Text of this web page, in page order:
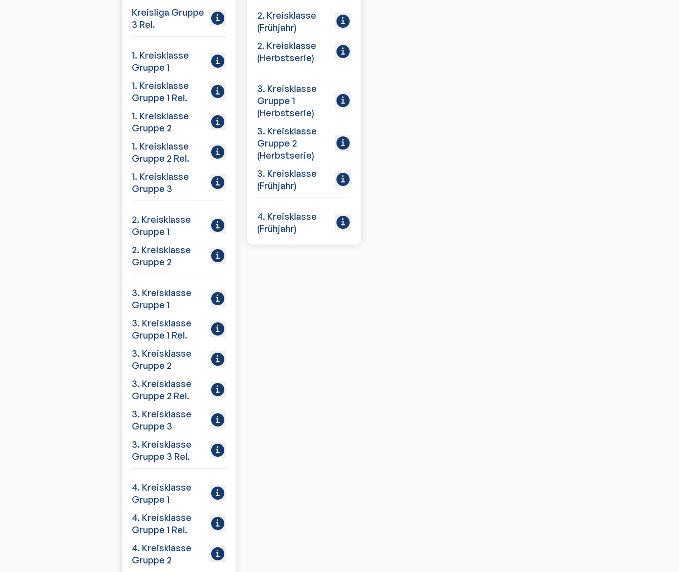
Kreisliga Gruppe
3 Rel.
1. Kreisklasse
Gruppe 1
1. Kreisklasse
Gruppe 1 Rel.
1. Kreisklasse
Gruppe 2
1. Kreisklasse
Gruppe 2 Rel.
1. Kreisklasse
Gruppe 3
2. Kreisklasse
Gruppe 1
2. Kreisklasse
Gruppe 2
3. Kreisklasse
Gruppe 1
3. Kreisklasse
Gruppe 1 Rel.
3. Kreisklasse
Gruppe 2
3. Kreisklasse
Gruppe 2 Rel.
3. Kreisklasse
Gruppe 3
3. Kreisklasse
Gruppe 3 Rel.
4. Kreisklasse
Gruppe 1
4. Kreisklasse
Gruppe 1 Rel.
4. Kreisklasse
Gruppe 2
2. Kreisklasse
(Frühjahr)
2. Kreisklasse
(Herbstserie)
3. Kreisklasse
Gruppe 1
(Herbstserie)
3. Kreisklasse
Gruppe 2
(Herbstserie)
3. Kreisklasse
(Frühjahr)
4. Kreisklasse
(Frühjahr)